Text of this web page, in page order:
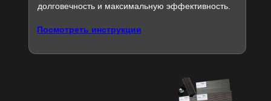
долговечность и максимальную эффективность.
Посмотреть инструкции